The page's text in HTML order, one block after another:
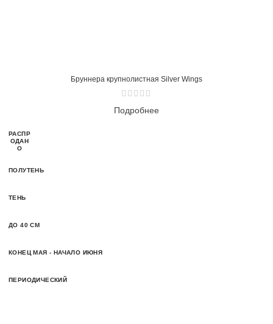
Бруннера крупнолистная Silver Wings
Подробнее
РАСПР
ОДАН
О
ПОЛУТЕНЬ
ТЕНЬ
ДО 40 СМ
КОНЕЦ МАЯ - НАЧАЛО ИЮНЯ
ПЕРИОДИЧЕСКИЙ